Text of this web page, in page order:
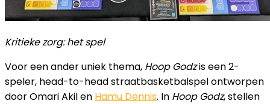
Kritieke zorg: het spel
Voor een ander uniek thema, Hoop Godzis een 2-
speler, head-to-head straatbasketbalspel ontworpen
door Omari Akil en Hamu Dennis. In Hoop Godz, stellen